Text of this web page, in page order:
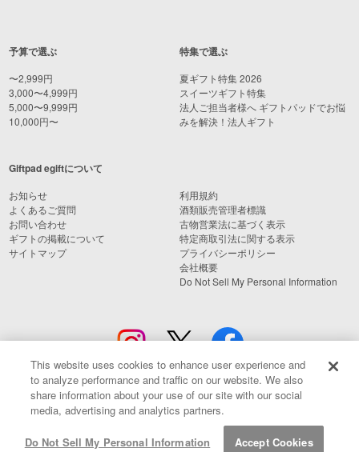
予算で選ぶ
〜2,999円
3,000〜4,999円
5,000〜9,999円
10,000円〜
特集で選ぶ
夏ギフト特集 2026
スイーツギフト特集
法人ご担当者様へ ギフトパッドでお悩
みを解決！法人ギフト
Giftpad egiftについて
お知らせ
よくあるご質問
お問い合わせ
ギフトの掲載について
サイトマップ
利用規約
酒類販売管理者標識
古物営業法に基づく表示
特定商取引法に関する表示
プライバシーポリシー
会社概要
Do Not Sell My Personal Information
© Giftpad Co., Ltd.
This website uses cookies to enhance user experience and
to analyze performance and traffic on our website. We also
share information about your use of our site with our social
media, advertising and analytics partners.
Do Not Sell My Personal Information Accept Cookies